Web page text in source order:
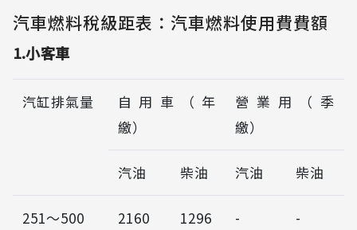
汽車燃料稅級距表：汽車燃料使用費費額
1.小客車
汽缸排氣量
自用車（年
繳）
營業用（季
繳）
汽油 柴油 汽油 柴油
251～500 2160 1296 - -